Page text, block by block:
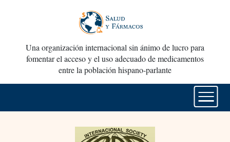
Una organización internacional sin ánimo de lucro para
fomentar el acceso y el uso adecuado de medicamentos
entre la población hispano-parlante